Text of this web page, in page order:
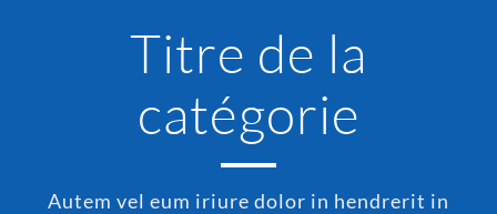
Titre de la
catégorie
Autem vel eum iriure dolor in hendrerit in